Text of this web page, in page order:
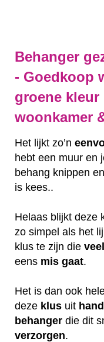
Behanger
- Goedkoop
groene
woonkamer
Het lijkt zo’n
hebt een muur en
behang knippen
is kees..
Helaas blijkt deze
zo simpel als het
klus te zijn die veel
eens mis gaat.
Het is dan ook
deze klus uit
behanger die dit
verzorgen.